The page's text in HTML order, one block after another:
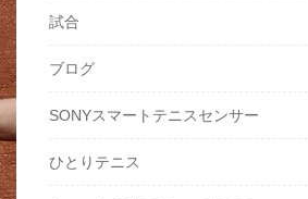
試合
ブログ
SONYスマートテニスセンサー
ひとりテニス